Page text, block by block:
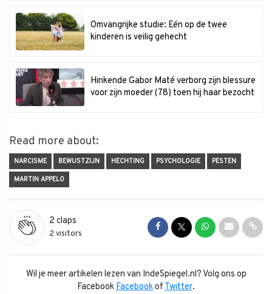
Omvangrijke studie: Eén op de twee
kinderen is veilig gehecht
Hinkende Gabor Maté verborg zijn blessure
voor zijn moeder (78) toen hij haar bezocht
Read more about:
NARCISME BEWUSTZIJN HECHTING PSYCHOLOGIE PESTEN
MARTIN APPELO
2 claps
2 visitors
Share on Facebook
Share on Twitter
Share onShare via
Wil je meer artikelen lezen van IndeSpiegel.nl? Volg ons op
FacebookFacebookofTwitter.